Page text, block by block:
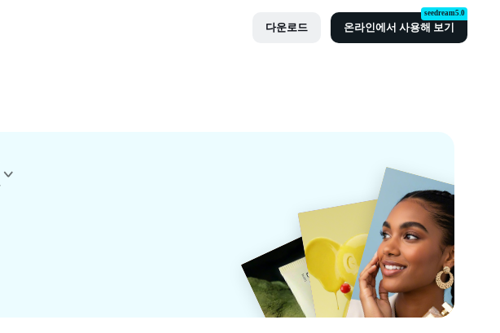
다운로드 온라인에서 사용해 보기
seedream5.0